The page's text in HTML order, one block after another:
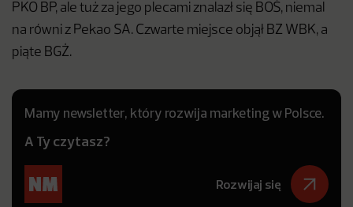
PKO BP, ale tuż za jego plecami znalazł się BOŚ, niemal
na równi z Pekao SA. Czwarte miejsce objął BZ WBK, a
piąte BGŻ.
Mamy newsletter, który rozwija marketing w Polsce.
A Ty czytasz?
Rozwijaj się